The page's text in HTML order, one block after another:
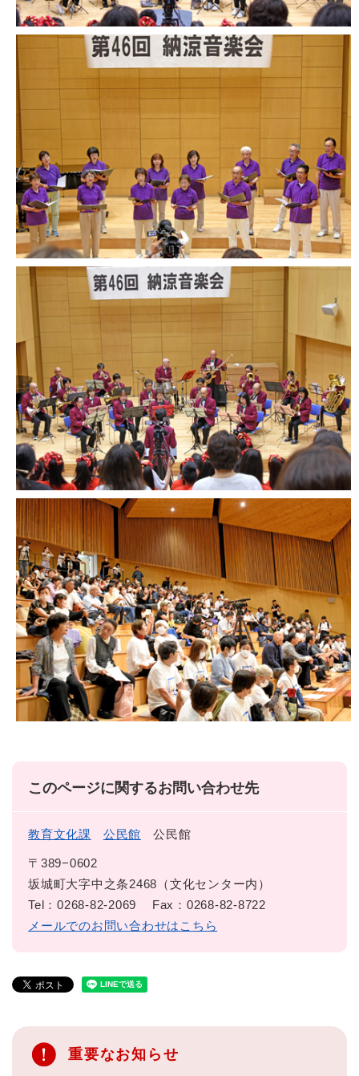
このページに関するお問い合わせ先
教育文化課 公民館 公民館
〒389−0602
坂城町大字中之条2468（文化センター内）
Tel：0268-82-2069
Fax：0268-82-8722
メールでのお問い合わせはこちら
重要なお知らせ